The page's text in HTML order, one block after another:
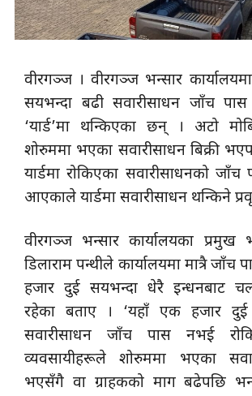
वीरगञ्ज । वीरगञ्ज भन्सार
सयभन्दा बढी सवारीसाधन जाँच
‘यार्ड’मा थन्किएका छन् । अटो
शोरुममा भएका सवारीसाधन बिक्री
यार्डमा रोकिएका सवारीसाधनको जाँच
आएकाले यार्डमा सवारीसाधन थन्किने
वीरगञ्ज भन्सार कार्यालयका प्रमुख
डिलाराम पन्थीले कार्यालयमा मात्रै
हजार दुई सयभन्दा धेरै इन्धनबाट
रहेका बताए । ‘यहाँ एक हजार दुई
सवारीसाधन जाँच पास नभई
व्यवसायीहरूले शोरुममा भएका
भएसँगै वा ग्राहकको माग बढेपछि